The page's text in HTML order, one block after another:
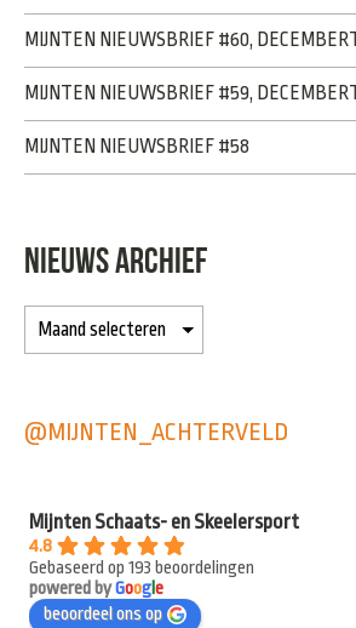
MIJNTEN NIEUWSBRIEF #60,
MIJNTEN NIEUWSBRIEF #59,
MIJNTEN NIEUWSBRIEF #58
NIEUWS ARCHIEF
@MIJNTEN_ACHTERVELD
Mijnten Schaats- en Skeelersport
4.8
Gebaseerd op 193 beoordelingen
powered byGooge
beoordeel ons op